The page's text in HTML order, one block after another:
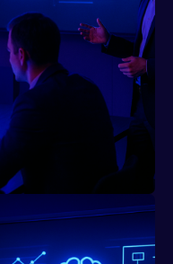
и топ-
ROI для
приносят
месяц.